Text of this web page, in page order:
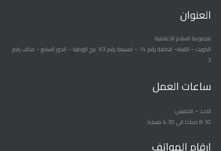
العنوان
مجموعة السلام الاعلامية
الكويت – القبلة– قطعة رقم 14 – قسيمة رقم 63 برج الوطية – الدور السابع – مكتب رقم
3
ساعات العمل
الاحد – الخميس
8:30 صباحا الى 4:30 مساءا
ارقام الهواتف